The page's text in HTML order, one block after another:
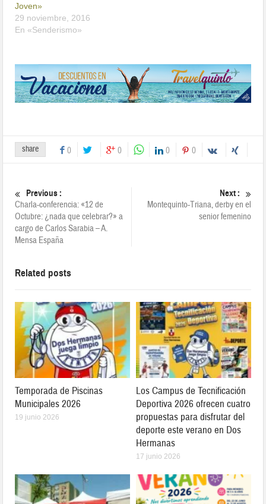
Joven»
29 noviembre, 2016
En «Senderismo»
share 0 0 0 0
Previous :
Charla-conferencia: «12 de
Octubre: ¿nada que celebrar?» a
cargo de Carlos Sarabia – A.
Mensa España
Next :
Montequinto-Triana, derby en el
senior femenino
Related posts
Temporada de Piscinas
Municipales 2026
19 junio 2026
Los Campus de Tecnificación
Deportiva 2026 ofrecen cuatro
propuestas para disfrutar del
deporte este verano en Dos
Hermanas
17 junio 2026